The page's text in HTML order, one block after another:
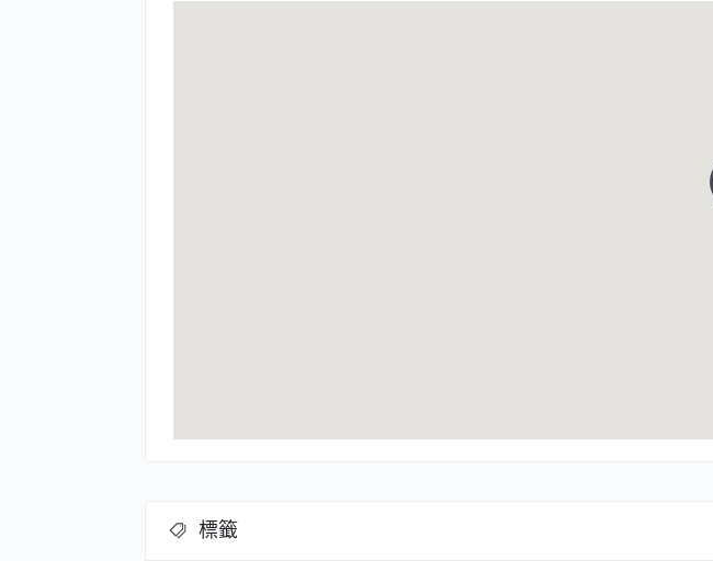
標籤